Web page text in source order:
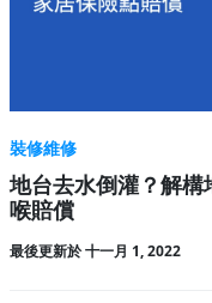
裝修維修
地台去水倒灌？解
喉賠償
最後更新於 十一月 1, 2022